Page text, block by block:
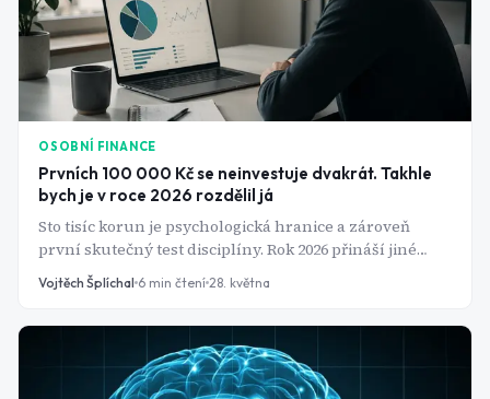
OSOBNÍ FINANCE
Prvních 100 000 Kč se neinvestuje dvakrát. Takhle
bych je v roce 2026 rozdělil já
Sto tisíc korun je psychologická hranice a zároveň
první skutečný test disciplíny. Rok 2026 přináší jiné
podmínky než euforický bull market z let 2020–2021:
sazby centrálních bank sice klesají, trhy jsou ale
pohybuje na hranici přijatelného. Právě proto záleží na
tom, jak k prvnímu kapitálu přistoupíte - "dát to do ETF"
je sice správná odpověď, ale zdaleka ne kompletní.
Vojtěch Šplíchal 6 min čtení 28. května